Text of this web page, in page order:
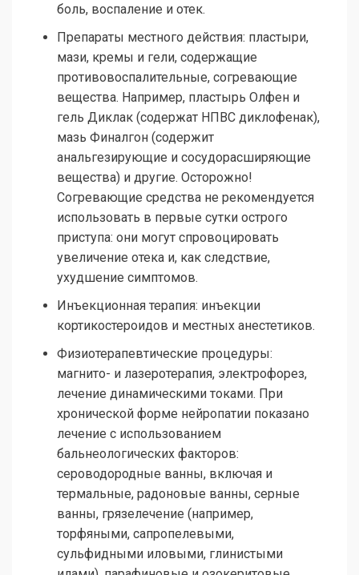
боль, воспаление и отек.
Препараты местного действия: пластыри,
мази, кремы и гели, содержащие
противовоспалительные, согревающие
вещества. Например, пластырь Олфен и
гель Диклак (содержат НПВС диклофенак),
мазь Финалгон (содержит
анальгезирующие и сосудорасширяющие
вещества) и другие. Осторожно!
Согревающие средства не рекомендуется
использовать в первые сутки острого
приступа: они могут спровоцировать
увеличение отека и, как следствие,
ухудшение симптомов.
Инъекционная терапия: инъекции
кортикостероидов и местных анестетиков.
Физиотерапевтические процедуры:
магнито- и лазеротерапия, электрофорез,
лечение динамическими токами. При
хронической форме нейропатии показано
лечение с использованием
бальнеологических факторов:
сероводородные ванны, включая и
термальные, радоновые ванны, серные
ванны, грязелечение (например,
торфяными, сапропелевыми,
сульфидными иловыми, глинистыми